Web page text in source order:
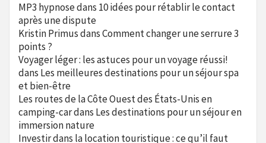
MP3 hypnosedans 10 idées pour rétablir le contact
après une dispute
Kristin PrimusdansComment changer une serrure 3
points ?
Voyager léger : les astuces pour un voyage réussi!
dans Les meilleures destinations pour un séjour spa
et bien-être
Les routes de la Côte Ouest des États-Unis en
camping-cardans Les destinations pour un séjour en
immersion nature
Investir dans la location touristique : ce qu’il faut